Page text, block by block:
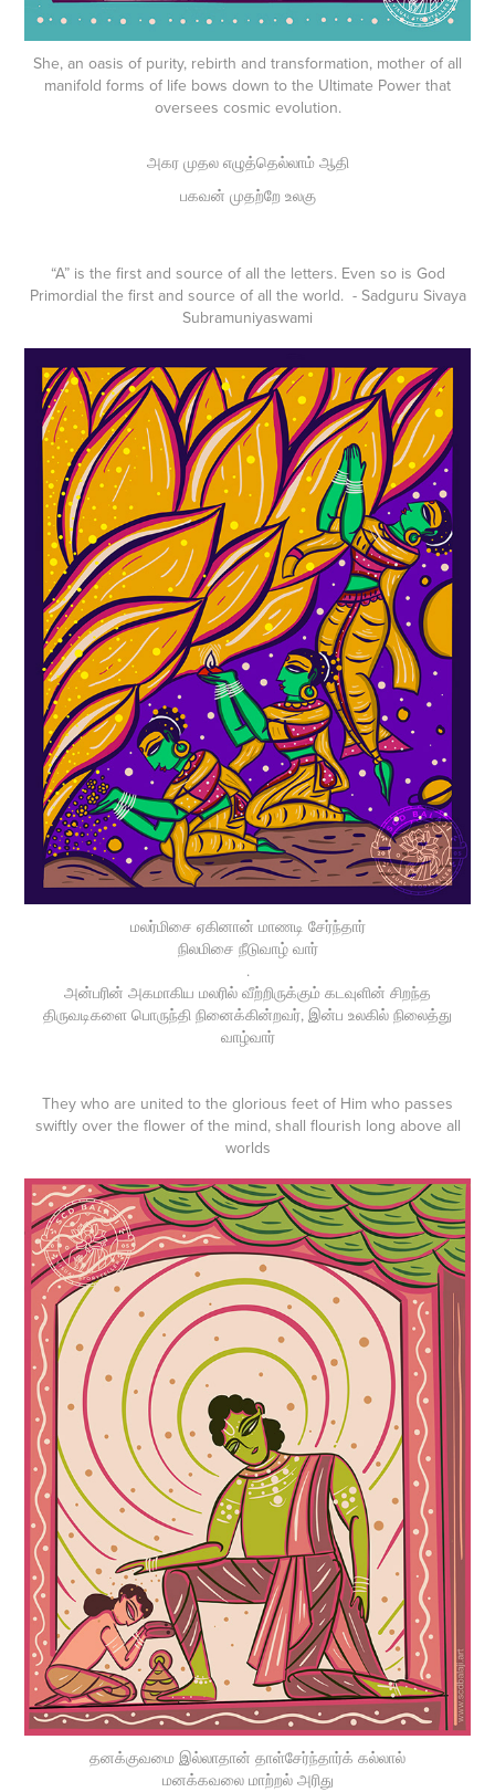
She, an oasis of purity, rebirth and transformation, mother of all
manifold forms of life bows down to the Ultimate Power that
oversees cosmic evolution.
அகர முதல எழுத்தெல்லாம் ஆதி
பகவன் முதற்றே உலகு
“A” is the first and source of all the letters. Even so is God
Primordial the first and source of all the world. - Sadguru Sivaya
Subramuniyaswami
மலர்மிசை ஏகினான் மாணடி சேர்ந்தார்
நிலமிசை நீடுவாழ் வார்
.
அன்பரின் அகமாகிய மலரில் வீற்றிருக்கும் கடவுளின் சிறந்த
திருவடிகளை பொருந்தி நினைக்கின்றவர், இன்ப உலகில் நிலைத்து
வாழ்வார்
They who are united to the glorious feet of Him who passes
swiftly over the flower of the mind, shall flourish long above all
worlds
தனக்குவமை இல்லாதான் தாள்சேர்ந்தார்க் கல்லால்
மனக்கவலை மாற்றல் அரிது